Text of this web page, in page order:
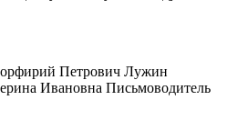
Петрович Лужин
Ивановна Письмоводитель